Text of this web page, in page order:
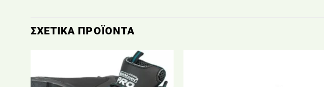
ΣΧΕΤΙΚΆ ΠΡΟΪΌΝΤΑ